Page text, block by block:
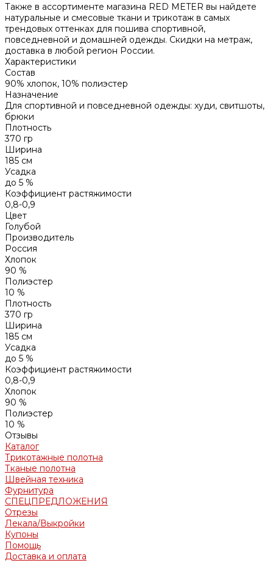
Также в ассортименте магазина RED METER вы найдете
натуральные и смесовые ткани и трикотаж в самых
трендовых оттенках для пошива спортивной,
повседневной и домашней одежды. Скидки на метраж,
доставка в любой регион России.
Характеристики
Состав
90% хлопок, 10% полиэстер
Назначение
Для спортивной и повседневной одежды: худи, свитшоты,
брюки
Плотность
370 гр
Ширина
185 см
Усадка
до 5 %
Коэффициент растяжимости
0,8-0,9
Цвет
Голубой
Производитель
Россия
Хлопок
90 %
Полиэстер
10 %
Плотность
370 гр
Ширина
185 см
Усадка
до 5 %
Коэффициент растяжимости
0,8-0,9
Хлопок
90 %
Полиэстер
10 %
Отзывы
Каталог
Трикотажные полотна
Тканые полотна
Швейная техника
Фурнитура
СПЕЦПРЕДЛОЖЕНИЯ
Отрезы
Лекала/Выкройки
Купоны
Помощь
Доставка и оплата